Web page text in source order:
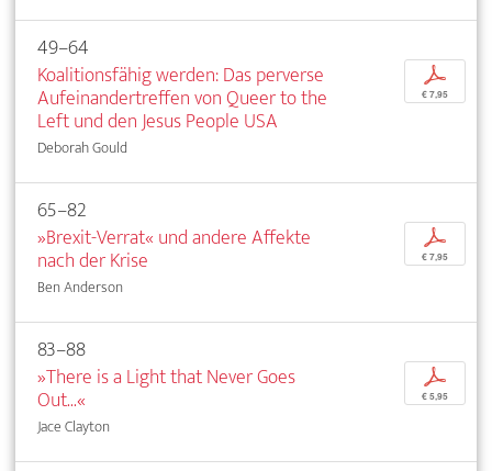
49–64
Koalitionsfähig werden: Das perverse
Aufeinandertreffen von Queer to the
Left und den Jesus People USA
Deborah Gould
p
€ 7,95
65–82
»Brexit-Verrat« und andere Affekte
nach der Krise
Ben Anderson
p
€ 7,95
83–88
»There is a Light that Never Goes
Out...«
Jace Clayton
p
€ 5,95